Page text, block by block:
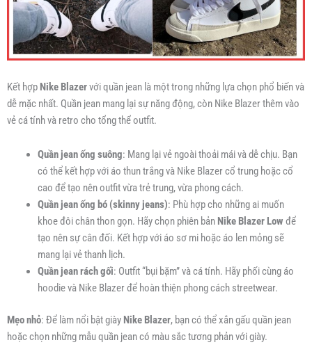
Kết hợp Nike Blazervới quần jean là một trong những lựa chọn phổ biến và
dễ mặc nhất. Quần jean mang lại sự năng động, còn Nike Blazer thêm vào
vẻ cá tính và retro cho tổng thể outfit.
Quần jean ống suông: Mang lại vẻ ngoài thoải mái và dễ chịu. Bạn
có thể kết hợp với áo thun trắng và Nike Blazer cổ trung hoặc cổ
cao để tạo nên outfit vừa trẻ trung, vừa phong cách.
Quần jean ống bó (skinny jeans): Phù hợp cho những ai muốn
khoe đôi chân thon gọn. Hãy chọn phiên bản Nike Blazer Low để
tạo nên sự cân đối. Kết hợp với áo sơ mi hoặc áo len mỏng sẽ
mang lại vẻ thanh lịch.
Quần jean rách gối: Outfit “bụi bặm” và cá tính. Hãy phối cùng áo
hoodie và Nike Blazer để hoàn thiện phong cách streetwear.
Mẹo nhỏ: Để làm nổi bật giày Nike Blazer, bạn có thể xắn gấu quần jean
hoặc chọn những mẫu quần jean có màu sắc tương phản với giày.